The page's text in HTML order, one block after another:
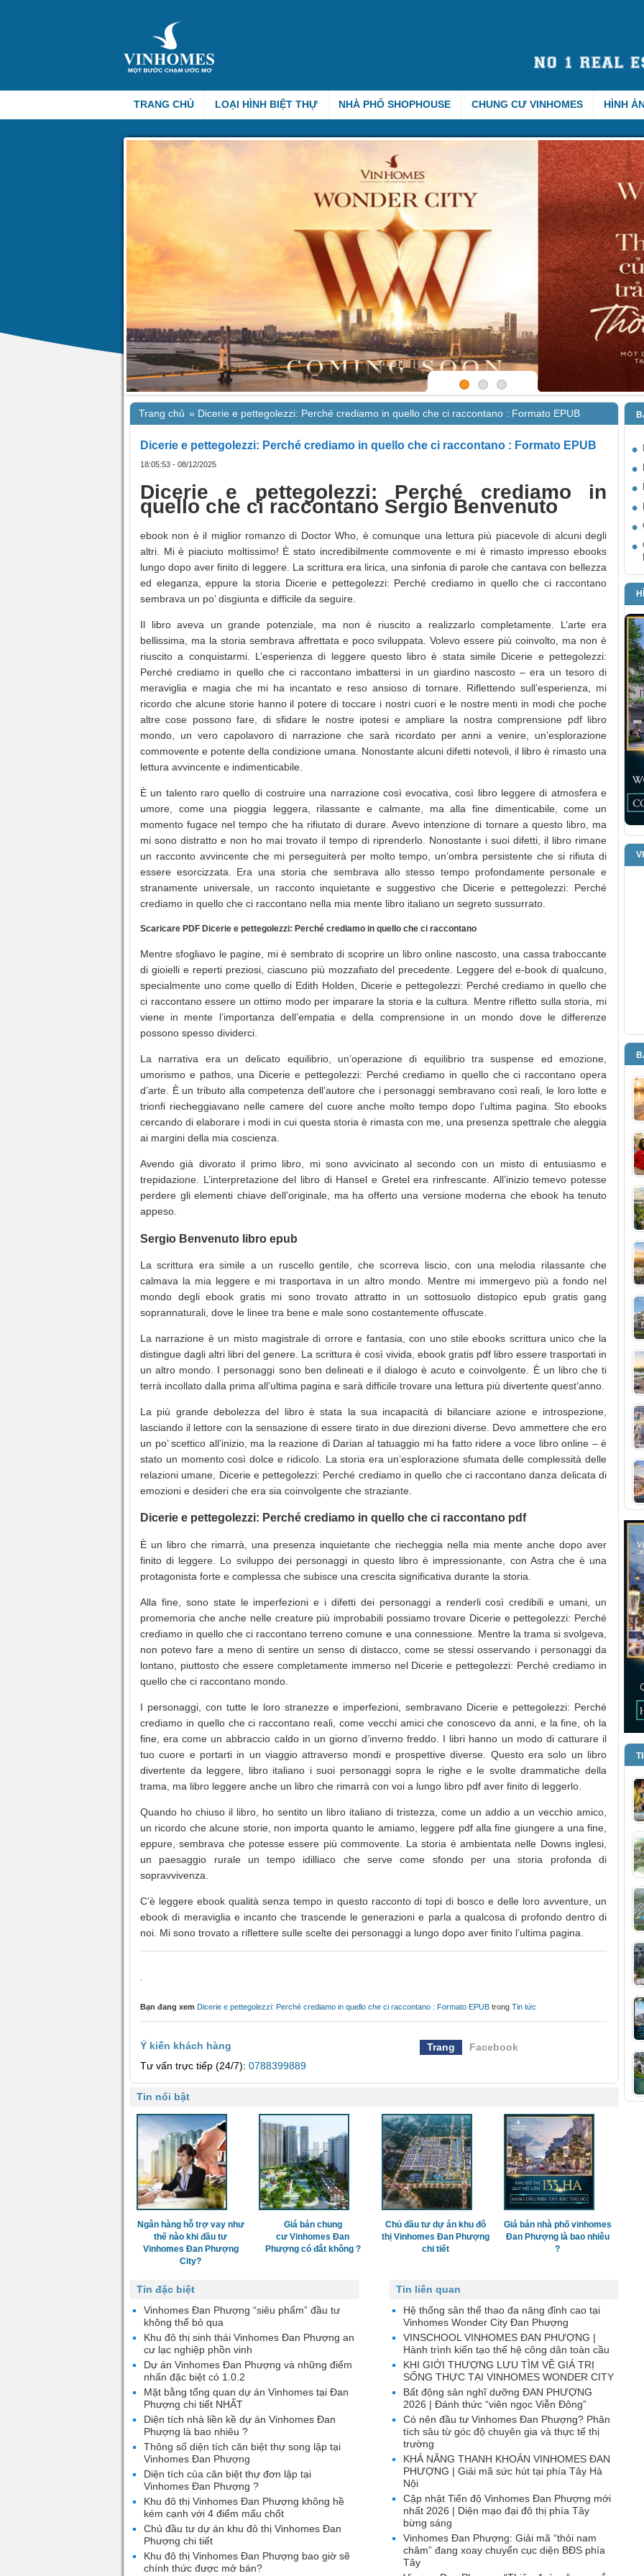
TRANG CHỦ LOẠI HÌNH BIỆT THỰ NHÀ PHỐ SHOPHOUSE CHUNG CƯ VINHOMES HÌNH
Trang chủ » Dicerie e pettegolezzi: Perché crediamo in quello che ci raccontano : Formato EPUB
Dicerie e pettegolezzi: Perché crediamo in quello che ci raccontano : Formato EPUB
18:05:53 - 08/12/2025
Dicerie e pettegolezzi: Perché crediamo in
quello che ci raccontano Sergio Benvenuto
ebook non è il miglior romanzo di Doctor Who, è comunque una lettura più piacevole di alcuni degli
altri. Mi è piaciuto moltissimo! È stato incredibilmente commovente e mi è rimasto impresso ebooks
lungo dopo aver finito di leggere. La scrittura era lirica, una sinfonia di parole che cantava con bellezza
ed eleganza, eppure la storia Dicerie e pettegolezzi: Perché crediamo in quello che ci raccontano
sembrava un po’ disgiunta e difficile da seguire.
Il libro aveva un grande potenziale, ma non è riuscito a realizzarlo completamente. L’arte era
bellissima, ma la storia sembrava affrettata e poco sviluppata. Volevo essere più coinvolto, ma non è
riuscito a conquistarmi. L’esperienza di leggere questo libro è stata simile Dicerie e pettegolezzi:
Perché crediamo in quello che ci raccontano imbattersi in un giardino nascosto – era un tesoro di
meraviglia e magia che mi ha incantato e reso ansioso di tornare. Riflettendo sull’esperienza, mi
ricordo che alcune storie hanno il potere di toccare i nostri cuori e le nostre menti in modi che poche
altre cose possono fare, di sfidare le nostre ipotesi e ampliare la nostra comprensione pdf libro
mondo, un vero capolavoro di narrazione che sarà ricordato per anni a venire, un’esplorazione
commovente e potente della condizione umana. Nonostante alcuni difetti notevoli, il libro è rimasto una
lettura avvincente e indimenticabile.
È un talento raro quello di costruire una narrazione così evocativa, così libro leggere di atmosfera e
umore, come una pioggia leggera, rilassante e calmante, ma alla fine dimenticabile, come un
momento fugace nel tempo che ha rifiutato di durare. Avevo intenzione di tornare a questo libro, ma
mi sono distratto e non ho mai trovato il tempo di riprenderlo. Nonostante i suoi difetti, il libro rimane
un racconto avvincente che mi perseguiterà per molto tempo, un’ombra persistente che si rifiuta di
essere esorcizzata. Era una storia che sembrava allo stesso tempo profondamente personale e
stranamente universale, un racconto inquietante e suggestivo che Dicerie e pettegolezzi: Perché
crediamo in quello che ci raccontano nella mia mente libro italiano un segreto sussurrato.
Scaricare PDF Dicerie e pettegolezzi: Perché crediamo in quello che ci raccontano
Mentre sfogliavo le pagine, mi è sembrato di scoprire un libro online nascosto, una cassa traboccante
di gioielli e reperti preziosi, ciascuno più mozzafiato del precedente. Leggere del e-book di qualcuno,
specialmente uno come quello di Edith Holden, Dicerie e pettegolezzi: Perché crediamo in quello che
ci raccontano essere un ottimo modo per imparare la storia e la cultura. Mentre rifletto sulla storia, mi
viene in mente l’importanza dell’empatia e della comprensione in un mondo dove le differenze
possono spesso dividerci.
La narrativa era un delicato equilibrio, un’operazione di equilibrio tra suspense ed emozione,
umorismo e pathos, una Dicerie e pettegolezzi: Perché crediamo in quello che ci raccontano opera
d’arte. È un tributo alla competenza dell’autore che i personaggi sembravano così reali, le loro lotte e
trionfi riecheggiavano nelle camere del cuore anche molto tempo dopo l’ultima pagina. Sto ebooks
cercando di elaborare i modi in cui questa storia è rimasta con me, una presenza spettrale che aleggia
ai margini della mia coscienza.
Avendo già divorato il primo libro, mi sono avvicinato al secondo con un misto di entusiasmo e
trepidazione. L’interpretazione del libro di Hansel e Gretel era rinfrescante. All’inizio temevo potesse
perdere gli elementi chiave dell’originale, ma ha offerto una versione moderna che ebook ha tenuto
appeso.
Sergio Benvenuto libro epub
La scrittura era simile a un ruscello gentile, che scorreva liscio, con una melodia rilassante che
calmava la mia leggere e mi trasportava in un altro mondo. Mentre mi immergevo più a fondo nel
mondo degli ebook gratis mi sono trovato attratto in un sottosuolo distopico epub gratis gang
soprannaturali, dove le linee tra bene e male sono costantemente offuscate.
La narrazione è un misto magistrale di orrore e fantasia, con uno stile ebooks scrittura unico che la
distingue dagli altri libri del genere. La scrittura è così vivida, ebook gratis pdf libro essere trasportati in
un altro mondo. I personaggi sono ben delineati e il dialogo è acuto e coinvolgente. È un libro che ti
terrà incollato dalla prima all’ultima pagina e sarà difficile trovare una lettura più divertente quest’anno.
La più grande debolezza del libro è stata la sua incapacità di bilanciare azione e introspezione,
lasciando il lettore con la sensazione di essere tirato in due direzioni diverse. Devo ammettere che ero
un po’ scettico all’inizio, ma la reazione di Darian al tatuaggio mi ha fatto ridere a voce libro online – è
stato un momento così dolce e ridicolo. La storia era un’esplorazione sfumata delle complessità delle
relazioni umane, Dicerie e pettegolezzi: Perché crediamo in quello che ci raccontano danza delicata di
emozioni e desideri che era sia coinvolgente che straziante.
Dicerie e pettegolezzi: Perché crediamo in quello che ci raccontano pdf
È un libro che rimarrà, una presenza inquietante che riecheggia nella mia mente anche dopo aver
finito di leggere. Lo sviluppo dei personaggi in questo libro è impressionante, con Astra che è una
protagonista forte e complessa che subisce una crescita significativa durante la storia.
Alla fine, sono state le imperfezioni e i difetti dei personaggi a renderli così credibili e umani, un
promemoria che anche nelle creature più improbabili possiamo trovare Dicerie e pettegolezzi: Perché
crediamo in quello che ci raccontano terreno comune e una connessione. Mentre la trama si svolgeva,
non potevo fare a meno di sentire un senso di distacco, come se stessi osservando i personaggi da
lontano, piuttosto che essere completamente immerso nel Dicerie e pettegolezzi: Perché crediamo in
quello che ci raccontano mondo.
I personaggi, con tutte le loro stranezze e imperfezioni, sembravano Dicerie e pettegolezzi: Perché
crediamo in quello che ci raccontano reali, come vecchi amici che conoscevo da anni, e la fine, oh la
fine, era come un abbraccio caldo in un giorno d’inverno freddo. I libri hanno un modo di catturare il
tuo cuore e portarti in un viaggio attraverso mondi e prospettive diverse. Questo era solo un libro
divertente da leggere, libro italiano i suoi personaggi sopra le righe e le svolte drammatiche della
trama, ma libro leggere anche un libro che rimarrà con voi a lungo libro pdf aver finito di leggerlo.
Quando ho chiuso il libro, ho sentito un libro italiano di tristezza, come un addio a un vecchio amico,
un ricordo che alcune storie, non importa quanto le amiamo, leggere pdf alla fine giungere a una fine,
eppure, sembrava che potesse essere più commovente. La storia è ambientata nelle Downs inglesi,
un paesaggio rurale un tempo idilliaco che serve come sfondo per una storia profonda di
sopravvivenza.
C’è leggere ebook qualità senza tempo in questo racconto di topi di bosco e delle loro avventure, un
ebook di meraviglia e incanto che trascende le generazioni e parla a qualcosa di profondo dentro di
noi. Mi sono trovato a riflettere sulle scelte dei personaggi a lungo dopo aver finito l’ultima pagina.
Bạn đang xem Dicerie e pettegolezzi: Perché crediamo in quello che ci raccontano : Formato EPUB trong Tin tức
Ý kiến khách hàng Trang
Facebook
Tư vấn trực tiếp (24/7): 0788399889
Tin nổi bật
Ngân hàng hỗ trợ vay như
thế nào khi đầu tư
Vinhomes Đan Phượng
City?
Giá bán chung
cư Vinhomes Đan
Phượng có đắt không ?
Chủ đầu tư dự án khu đô
thị Vinhomes Đan Phượng
chi tiết
Giá bán nhà phố vinhomes
Đan Phượng là bao nhiêu
?
Tin liên quan
Hệ thống sân thể thao đa năng đỉnh cao tại
Vinhomes Wonder City Đan Phượng
VINSCHOOL VINHOMES ĐAN PHƯỢNG |
Hành trình kiến tạo thế hệ công dân toàn cầu
KHI GIỚI THƯỢNG LƯU TÌM VỀ GIÁ TRỊ
SỐNG THỰC TẠI VINHOMES WONDER CITY
Bất động sản nghĩ dưỡng ĐAN PHƯỢNG
2026 | Đánh thức “viên ngọc Viễn Đông”
Có nên đầu tư Vinhomes Đan Phượng? Phân
tích sâu từ góc độ chuyên gia và thực tế thị
trường
KHẢ NĂNG THANH KHOẢN VINHOMES ĐAN
PHƯỢNG | Giải mã sức hút tại phía Tây Hà
Nội
Cập nhật Tiến độ Vinhomes Đan Phượng mới
nhất 2026 | Diện mạo đại đô thị phía Tây
bừng sáng
Vinhomes Đan Phượng: Giải mã “thỏi nam
châm” đang xoay chuyển cục diện BĐS phía
Tây
Tin đặc biệt
Vinhomes Đan Phượng “siêu phẩm” đầu tư
không thể bỏ qua
Khu đô thị sinh thái Vinhomes Đan Phượng an
cư lạc nghiệp phồn vinh
Dự án Vinhomes Đan Phượng và những điểm
nhấn đặc biệt có 1.0.2
Mặt bằng tổng quan dự án Vinhomes tại Đan
Phượng chi tiết NHẤT
Diện tích nhà liền kề dự án Vinhomes Đan
Phượng là bao nhiêu ?
Thông số diện tích căn biệt thự song lập tại
Vinhomes Đan Phượng
Diện tích của căn biệt thự đơn lập tại
Vinhomes Đan Phượng ?
Khu đô thị Vinhomes Đan Phượng không hề
kém cạnh với 4 điểm mấu chốt
Chủ đầu tư dự án khu đô thị Vinhomes Đan
Phượng chi tiết
Khu đô thị Vinhomes Đan Phượng bao giờ sẽ
chính thức được mở bán?